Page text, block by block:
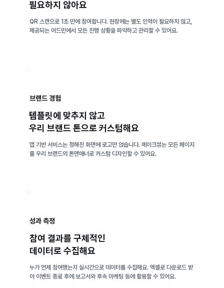
필요하지 않아요
QR 스캔으로 1초 만에 참여합니다. 현장에는 별도 인력이 필요하지 않고,
제공되는 어드민에서 모든 진행 상황을 파악하고 관리할 수 있어요.
브랜드 경험
템플릿에 맞추지 않고
​우리 브랜드 톤으로 커스텀해요
앱 기반 서비스는 정해진 화면에 로고만 얹습니다. 메이크뷰는 모든 페이지
를 우리 브랜드의 톤앤매너로 커스텀 디자인할 수 있어요.
성과 측정
참여 결과를 구체적인
​데이터로 수집해요
누가 언제 참여했는지 실시간으로 데이터를 수집해요. 엑셀로 다운로드 받
아 이벤트 종료 후에 보고서와 후속 마케팅 등에 활용할 수 있어요.